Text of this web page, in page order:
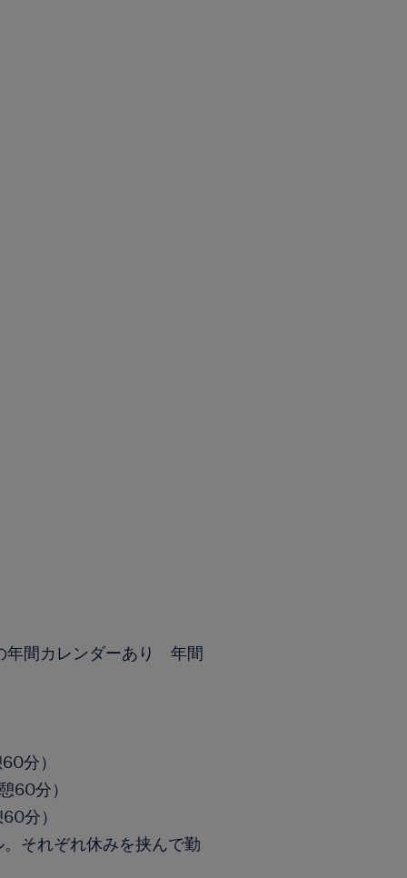
年間カレンダーあり 年間
分）
60分）
分）
それぞれ休みを挟んで勤